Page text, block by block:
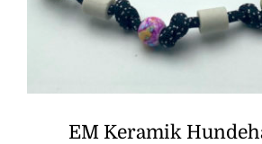
EM Keramik